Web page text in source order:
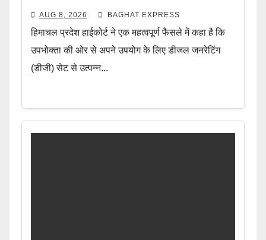
AUG 8, 2026 BAGHAT EXPRESS
हिमाचल प्रदेश हाईकोर्ट ने एक महत्वपूर्ण फैसले में कहा है कि
उपभोक्ता की ओर से अपने उपयोग के लिए डीजल जनरेटिंग
(डीजी) सेट से उत्पन्न...